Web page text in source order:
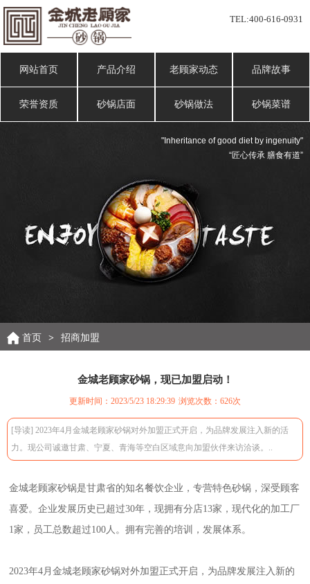
TEL:400-616-0931
网站首页 产品介绍 老顾家动态 品牌故事
荣誉资质 砂锅店面 砂锅做法 砂锅菜谱
"Inheritance of good diet by ingenuity"
“匠心传承 膳食有道”
首页 > 招商加盟
金城老顾家砂锅，现已加盟启动！
更新时间：2023/5/23 18:29:39 浏览次数： 626次
[导读] 2023年4月金城老顾家砂锅对外加盟正式开启，为品牌发展注入新的活
力。现公司诚邀甘肃、宁夏、青海等空白区域意向加盟伙伴来访洽谈。..
金城老顾家砂锅是甘肃省的知名餐饮企业，专营特色砂锅，深受顾客
喜爱。企业发展历史已超过30年，现拥有分店13家，现代化的加工厂
1家，员工总数超过100人。拥有完善的培训，发展体系。
2023年4月金城老顾家砂锅对外加盟正式开启，为品牌发展注入新的